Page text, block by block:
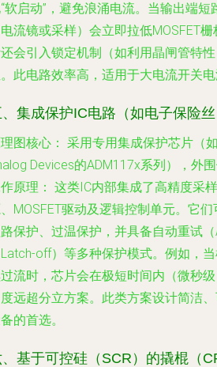
软启动”，避免浪涌电流。当输出端
流镜或采样）会立即拉低MOSFET
会引入锁定机制（如利用晶闸管特
此电路效率高，适用于大电流开关电
集成保护IC电路（如电子保险丝
图核心： 采用专用集成保护芯片（
Devices的ADM117x系列），外围
原理： 这类IC内部集成了高精度采
MOSFET驱动及逻辑控制单元。它
保护、过温保护，并具备自动重试
off）等多种保护模式。例如，
流时，芯片会在极短时间内（微秒
远超分立方案。此类方案设计简洁
的首选。
基于可控硅（SCR）的撬棍（